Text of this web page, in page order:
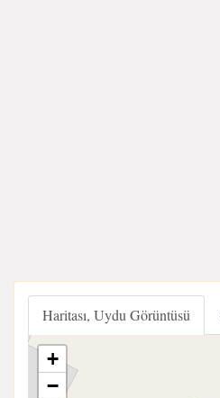
Haritası, Uydu Görüntüsü
+
−